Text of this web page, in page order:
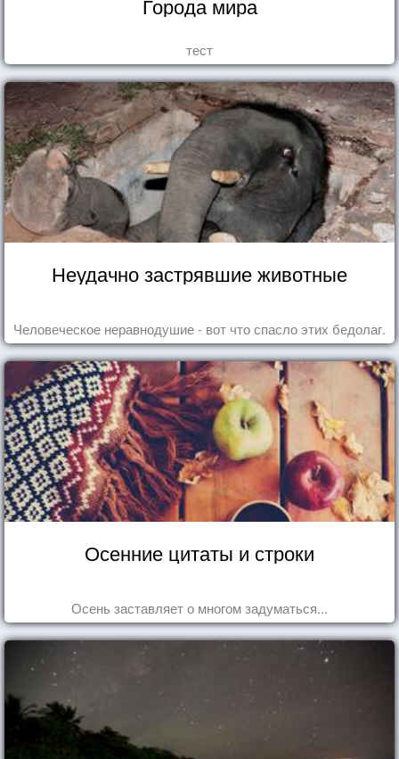
Города мира
тест
Неудачно застрявшие животные
Человеческое неравнодушие - вот что спасло этих бедолаг.
Осенние цитаты и строки
Осень заставляет о многом задуматься...